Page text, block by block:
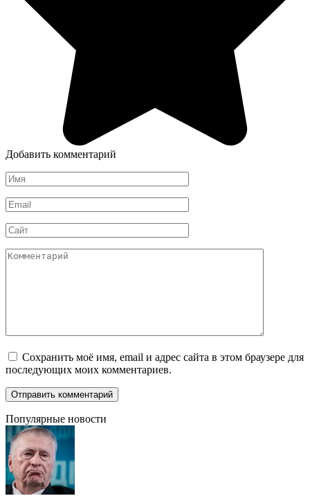
Добавить комментарий
Имя
*
Email
*
Сайт
Комментарий
Сохранить моё имя, email и адрес сайта в этом браузере для
последующих моих комментариев.
Популярные новости